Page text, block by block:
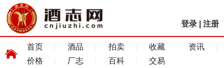
登录 注册
首页 酒品 拍卖 收藏
资讯
价格
厂志 百科 交易